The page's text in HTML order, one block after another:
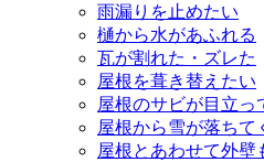
雨漏りを止めたい
樋から水があふれる
瓦が割れた・ズレた
屋根を葺き替えたい
屋根のサビが目立っ
屋根から雪が落ちて
屋根とあわせて外壁